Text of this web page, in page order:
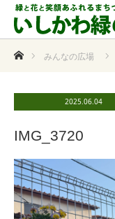
ホームみんなの広場
2025.06.04
IMG_3720